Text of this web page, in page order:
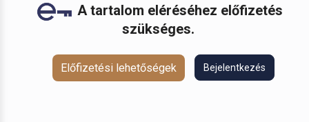
A tartalom eléréséhez előfizetés
szükséges.
Előfizetési lehetőségek Bejelentkezés